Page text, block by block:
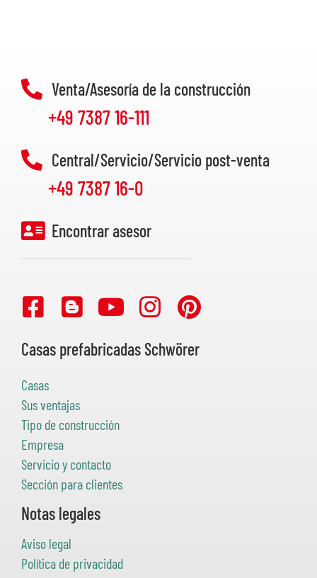
Venta/Asesoría de la construcción
+49 7387 16-111
Central/Servicio/Servicio post-venta
+49 7387 16-0
Encontrar asesor
Casas prefabricadas Schwörer
Casas
Sus ventajas
Tipo de construcción
Empresa
Servicio y contacto
Sección para clientes
Notas legales
Aviso legal
Política de privacidad